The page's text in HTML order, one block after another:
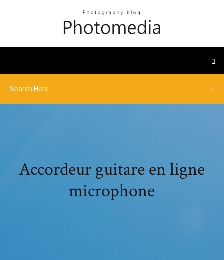
Accordeur guitare en ligne
microphone